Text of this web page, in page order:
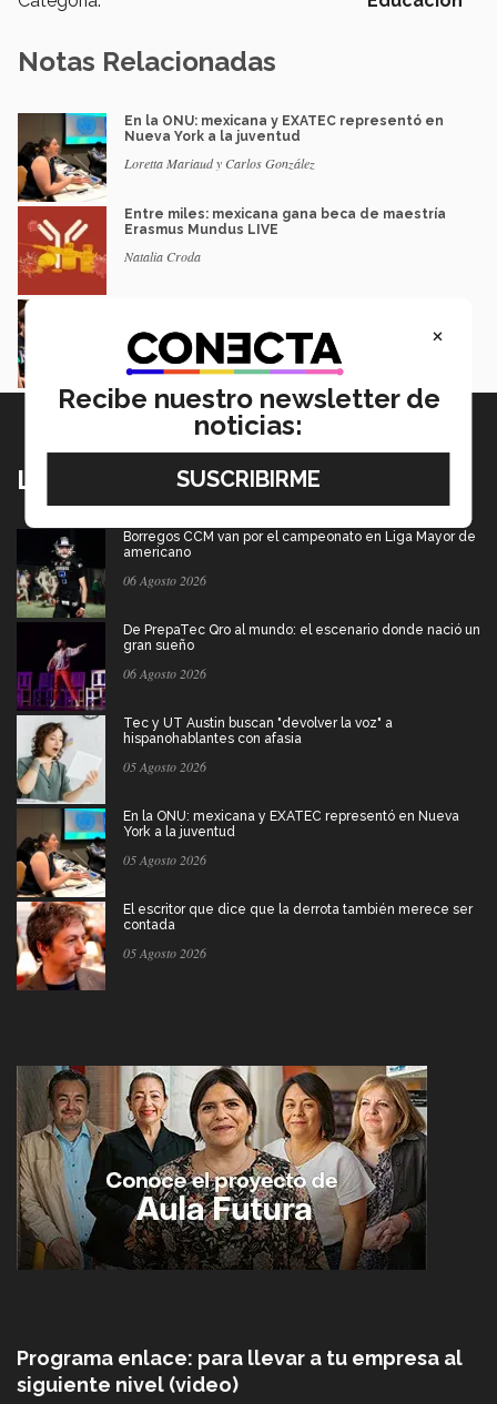
Notas Relacionadas
En la ONU: mexicana y EXATEC representó en
Nueva York a la juventud
Loretta Mariaud y Carlos González
Entre miles: mexicana gana beca de maestría
Erasmus Mundus LIVE
Natalia Croda
Juan José Flores Nava
Lo más nuevo
Borregos CCM van por el campeonato en Liga Mayor de
americano
06 Agosto 2026
De PrepaTec Qro al mundo: el escenario donde nació un
gran sueño
06 Agosto 2026
Tec y UT Austin buscan "devolver la voz" a
hispanohablantes con afasia
05 Agosto 2026
En la ONU: mexicana y EXATEC representó en Nueva
York a la juventud
05 Agosto 2026
El escritor que dice que la derrota también merece ser
contada
05 Agosto 2026
Programa enlace: para llevar a tu empresa al
siguiente nivel (video)
×
Recibe nuestro newsletter de
noticias: